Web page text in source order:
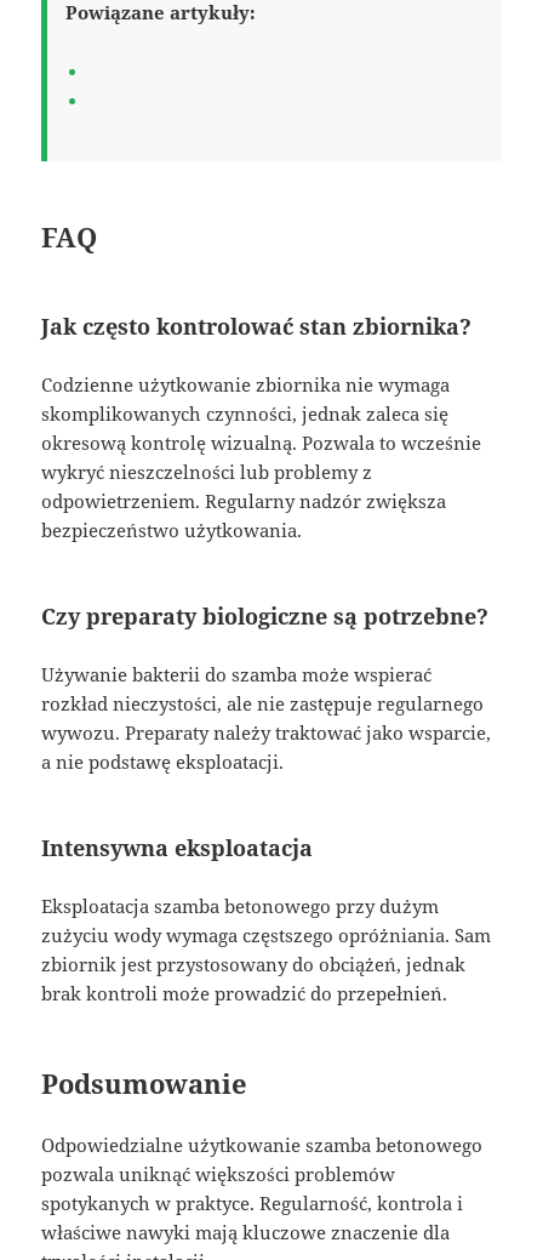
Powiązane artykuły:
FAQ
Jak często kontrolować stan zbiornika?
Codzienne użytkowanie zbiornika nie wymaga
skomplikowanych czynności, jednak zaleca się
okresową kontrolę wizualną. Pozwala to wcześnie
wykryć nieszczelności lub problemy z
odpowietrzeniem. Regularny nadzór zwiększa
bezpieczeństwo użytkowania.
Czy preparaty biologiczne są potrzebne?
Używanie bakterii do szamba może wspierać
rozkład nieczystości, ale nie zastępuje regularnego
wywozu. Preparaty należy traktować jako wsparcie,
a nie podstawę eksploatacji.
Intensywna eksploatacja
Eksploatacja szamba betonowego przy dużym
zużyciu wody wymaga częstszego opróżniania. Sam
zbiornik jest przystosowany do obciążeń, jednak
brak kontroli może prowadzić do przepełnień.
Podsumowanie
Odpowiedzialne użytkowanie szamba betonowego
pozwala uniknąć większości problemów
spotykanych w praktyce. Regularność, kontrola i
właściwe nawyki mają kluczowe znaczenie dla